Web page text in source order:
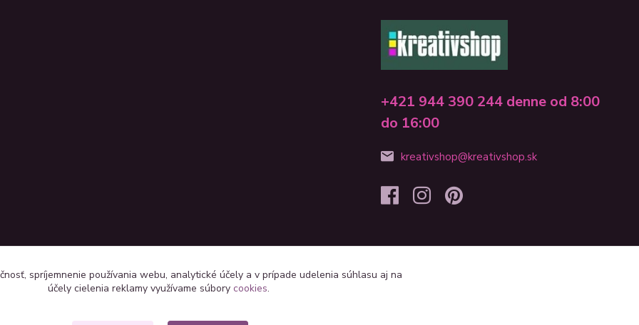
+421 944 390 244 denne od 8:00
do 16:00
kreativshop@kreativshop.sk
spríjemnenie používania webu, analytické účely a v prípade udelenia súhlasu aj na
účely cielenia reklamy využívame súbory cookies.